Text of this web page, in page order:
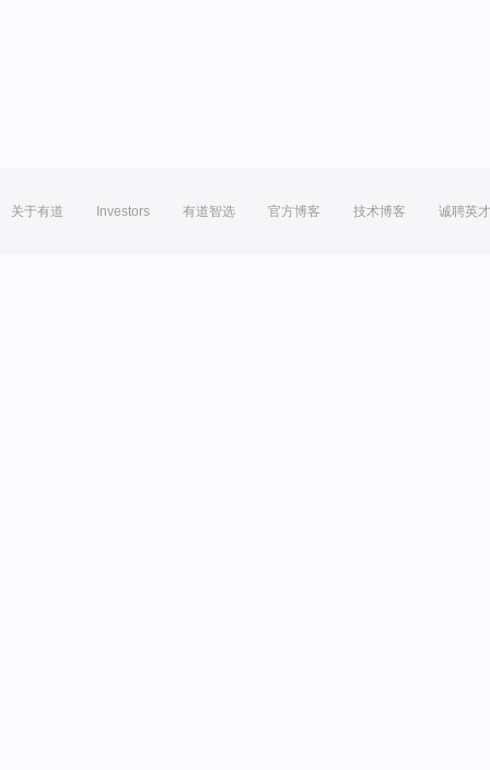
关于有道 Investors 有道智选 官方博客 技术博客 诚聘英才